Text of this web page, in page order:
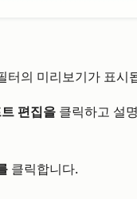
터의 미리보기가 표시
편집을 클릭하고 설
클릭합니다.